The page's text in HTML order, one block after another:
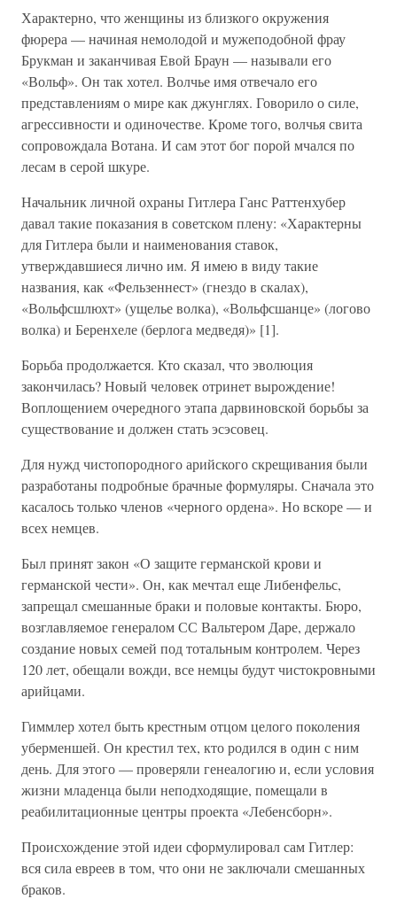
Характерно, что женщины из близкого окружения
фюрера — начиная немолодой и мужеподобной фрау
Брукман и заканчивая Евой Браун — называли его
«Вольф». Он так хотел. Волчье имя отвечало его
представлениям о мире как джунглях. Говорило о силе,
агрессивности и одиночестве. Кроме того, волчья свита
сопровождала Вотана. И сам этот бог порой мчался по
лесам в серой шкуре.
Начальник личной охраны Гитлера Ганс Раттенхубер
давал такие показания в советском плену: «Характерны
для Гитлера были и наименования ставок,
утверждавшиеся лично им. Я имею в виду такие
названия, как «Фельзеннест» (гнездо в скалах),
«Вольфсшлюхт» (ущелье волка), «Вольфсшанце» (логово
волка) и Беренхеле (берлога медведя)» [1].
Борьба продолжается. Кто сказал, что эволюция
закончилась? Новый человек отринет вырождение!
Воплощением очередного этапа дарвиновской борьбы за
существование и должен стать эсэсовец.
Для нужд чистопородного арийского скрещивания были
разработаны подробные брачные формуляры. Сначала это
касалось только членов «черного ордена». Но вскоре — и
всех немцев.
Был принят закон «О защите германской крови и
германской чести». Он, как мечтал еще Либенфельс,
запрещал смешанные браки и половые контакты. Бюро,
возглавляемое генералом СС Вальтером Даре, держало
создание новых семей под тотальным контролем. Через
120 лет, обещали вожди, все немцы будут чистокровными
арийцами.
Гиммлер хотел быть крестным отцом целого поколения
уберменшей. Он крестил тех, кто родился в один с ним
день. Для этого — проверяли генеалогию и, если условия
жизни младенца были неподходящие, помещали в
реабилитационные центры проекта «Лебенсборн».
Происхождение этой идеи сформулировал сам Гитлер:
вся сила евреев в том, что они не заключали смешанных
браков.